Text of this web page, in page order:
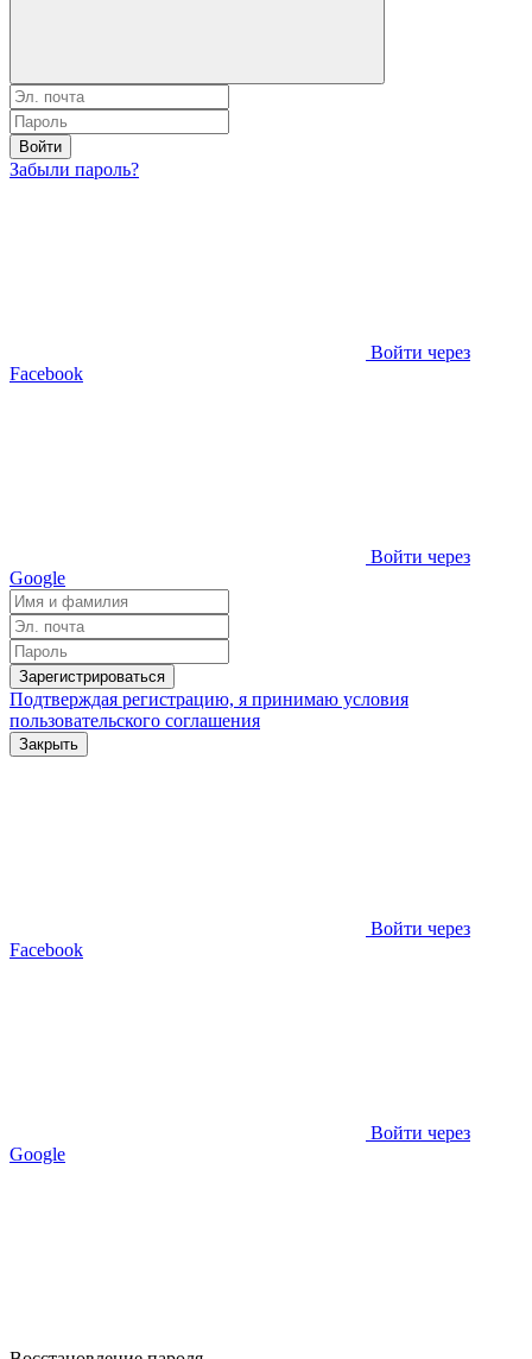
Войти
Забыли пароль?
Войти через
Facebook
Войти через
Google
Зарегистрироваться
Подтверждая регистрацию, я принимаю условия
пользовательского соглашения
Закрыть
Войти через
Facebook
Войти через
Google